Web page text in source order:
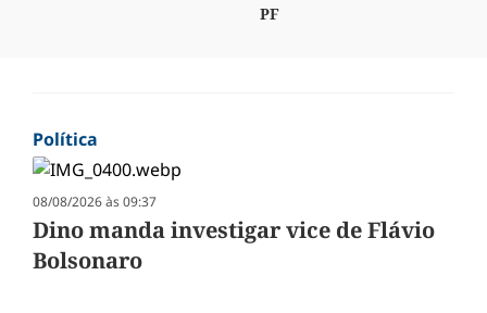
PF
Política
08/08/2026 às 09:37
Dino manda investigar vice de Flávio
Bolsonaro